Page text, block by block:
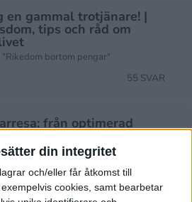
din integritet
lagrar och/eller får åtkomst till
cookies, samt bearbetar
en gammal trotjänare! |
tips och råd om
"Rikedom bortom pengar"
55 SVAR
från optimerad
segelbåt
"Rikedom bortom pengar"
23 SVAR